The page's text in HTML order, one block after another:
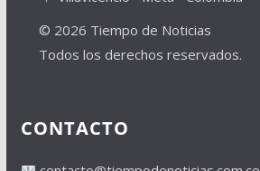
© 2026 Tiempo de Noticias
Todos los derechos reservados.
CONTACTO